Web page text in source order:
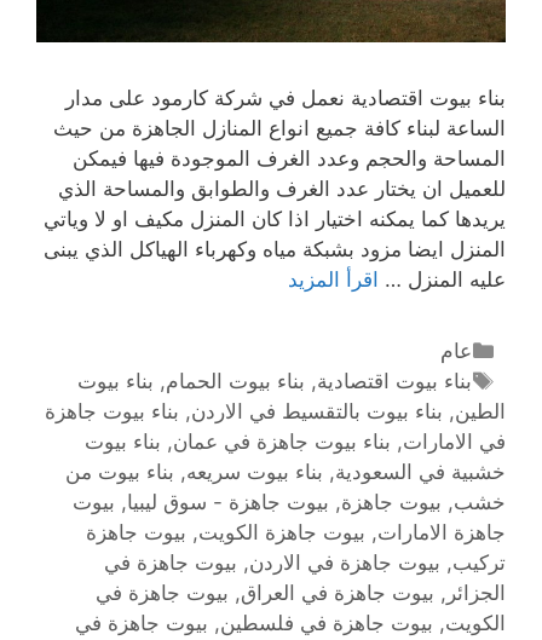
بناء بيوت اقتصادية نعمل في شركة كارمود على مدار
الساعة لبناء كافة جميع انواع المنازل الجاهزة من حيث
المساحة والحجم وعدد الغرف الموجودة فيها فيمكن
للعميل ان يختار عدد الغرف والطوابق والمساحة الذي
يريدها كما يمكنه اختيار اذا كان المنزل مكيف او لا وياتي
المنزل ايضا مزود بشبكة مياه وكهرباء الهياكل الذي يبنى
عليه المنزل … اقرأ المزيد
عام
بناء بيوت اقتصادية, بناء بيوت الحمام, بناء بيوت
الطين, بناء بيوت بالتقسيط في الاردن, بناء بيوت جاهزة
في الامارات, بناء بيوت جاهزة في عمان, بناء بيوت
خشبية في السعودية, بناء بيوت سريعه, بناء بيوت من
خشب, بيوت جاهزة, بيوت جاهزة - سوق ليبيا, بيوت
جاهزة الامارات, بيوت جاهزة الكويت, بيوت جاهزة
تركيب, بيوت جاهزة في الاردن, بيوت جاهزة في
الجزائر, بيوت جاهزة في العراق, بيوت جاهزة في
الكويت, بيوت جاهزة في فلسطين, بيوت جاهزة في